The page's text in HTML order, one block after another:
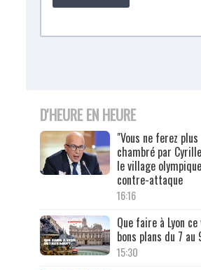
D'HEURE EN HEURE
"Vous ne ferez
chambré par
le village
contre-attaque
16:16
Que faire à Lyon
bons plans du 7 au
15:30